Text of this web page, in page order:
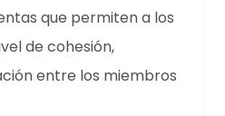
que permiten a los
de cohesión,
entre los miembros